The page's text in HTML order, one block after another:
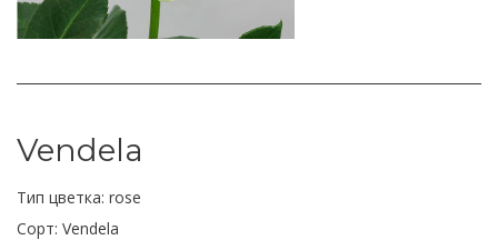
Vendela
Тип цветка: rose
Сорт: Vendela